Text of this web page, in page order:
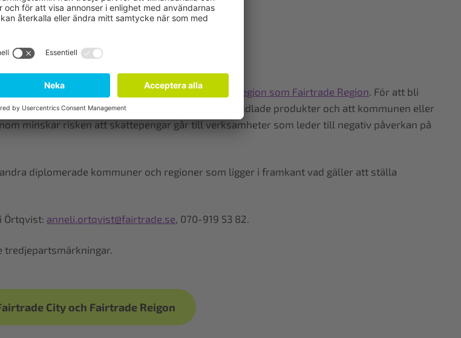
Lim:
diplomera sin kommun somFairtrade City eller region som Fairtrade Region. För att bli
I detta ingår att krav ställs på rättvist handlade produkter och att kommunen eller
minskar risken att skattepengar går till verksamheter som leder till negativ påverkan på
diplomerade kommuner och regioner som ligger i framkant vad gäller att ställa
Örtqvist: anneli.ortqvist@fairtrade.se, 070-919 53 82.
tredjepartsmärkningar.
City och Fairtrade Reigon